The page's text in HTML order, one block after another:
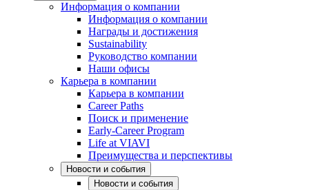
Информация о компании
Информация о компании
Награды и достижения
Sustainability
Руководство компании
Наши офисы
Карьера в компании
Карьера в компании
Career Paths
Поиск и применение
Early-Career Program
Life at VIAVI
Преимущества и перспективы
Новости и события
Новости и события